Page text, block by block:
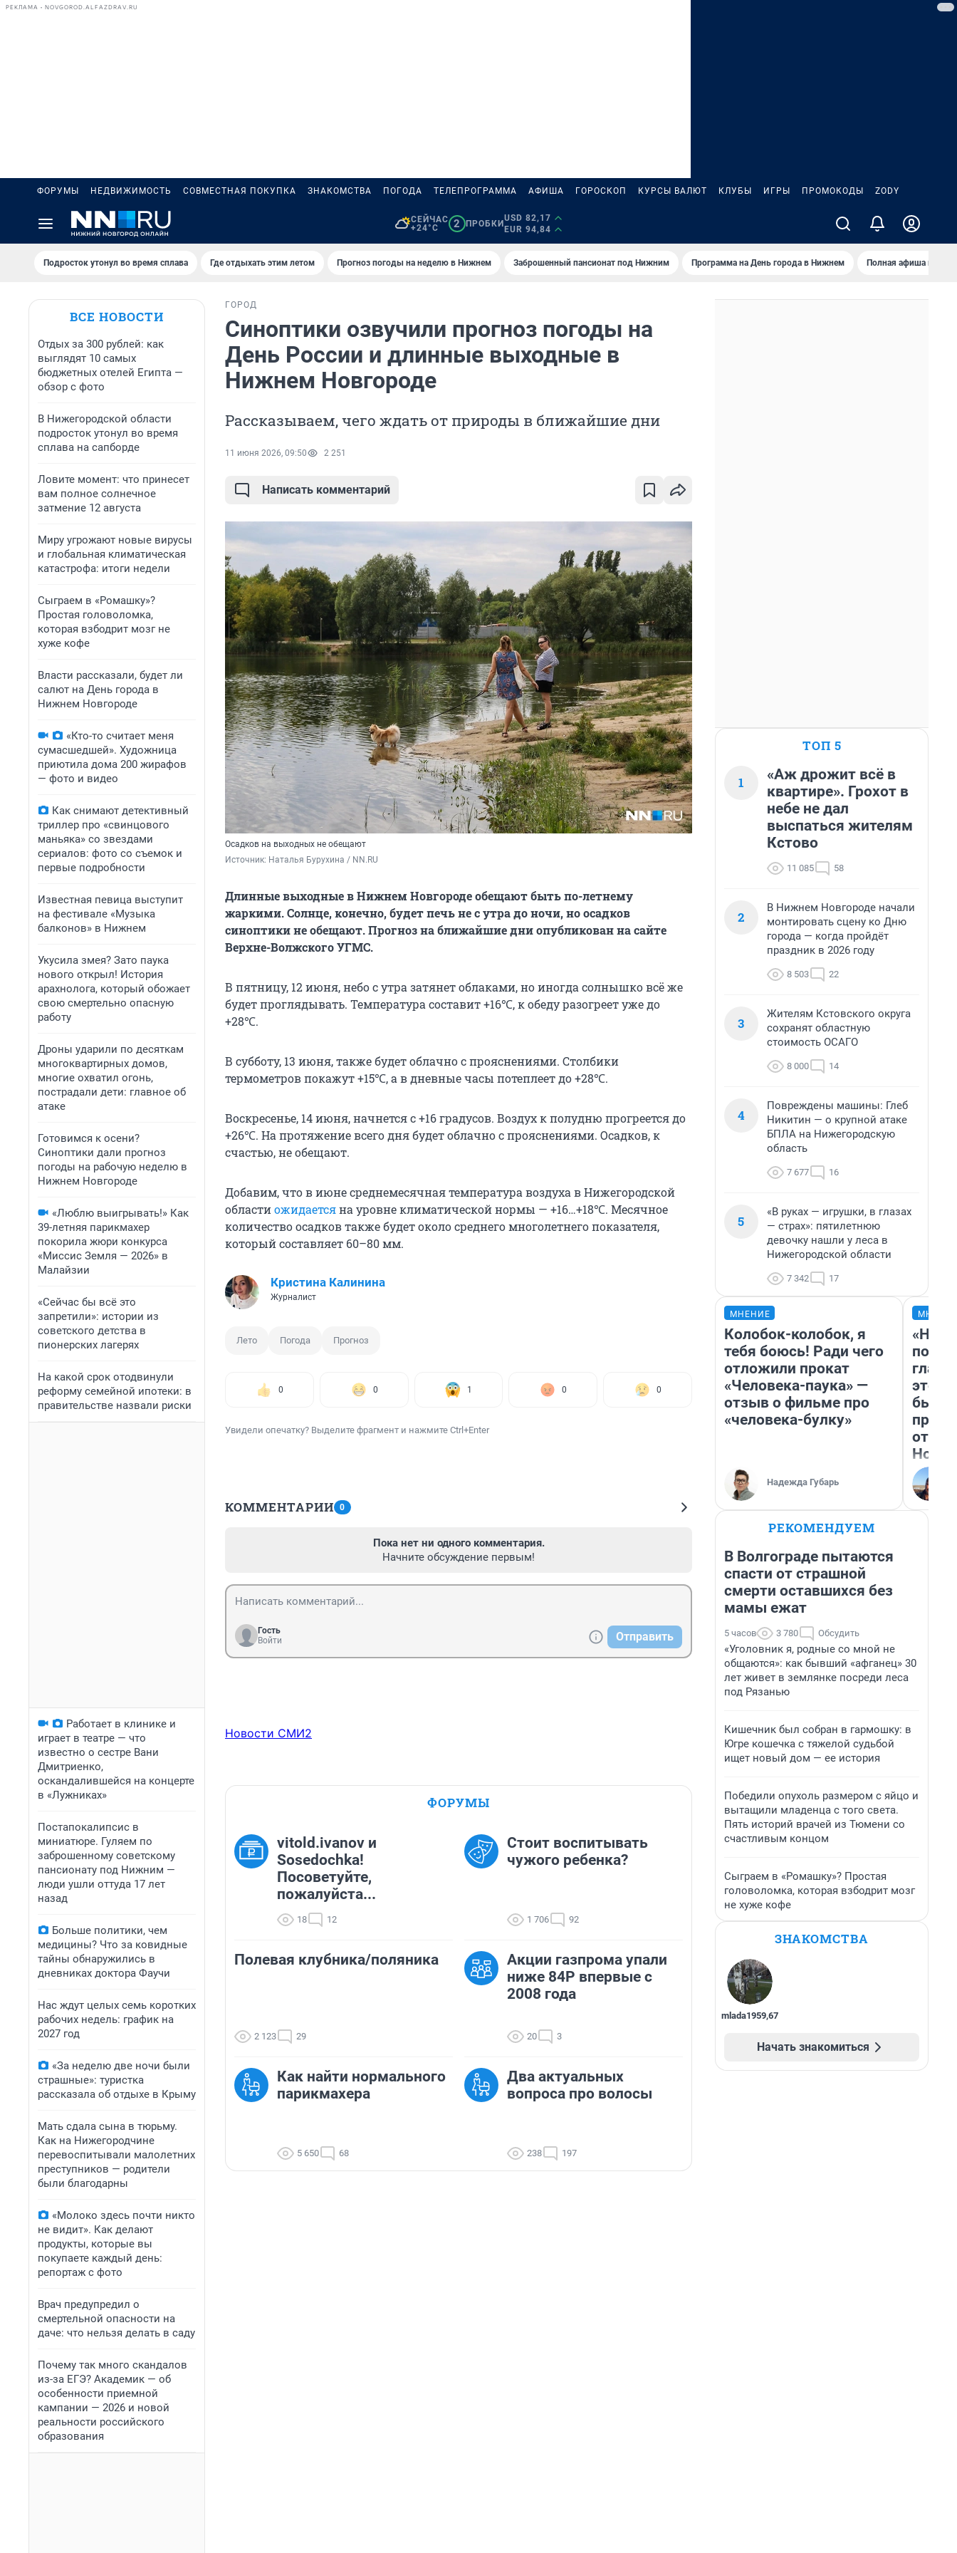
РЕКЛАМА • NOVGOROD.ALFAZDRAV.RU
ФОРУМЫ НЕДВИЖИМОСТЬ СОВМЕСТНАЯ ПОКУПКА ЗНАКОМСТВА ПОГОДА ТЕЛЕПРОГРАММА АФИША ГОРОСКОП КУРСЫ ВАЛЮТ КЛУБЫ ИГРЫ ПРОМОКОДЫ ZODY
СЕЙЧАС
+24°C
2 ПРОБКИ
USD 82,17
EUR 94,84
Подросток утонул во время сплава Где отдыхать этим летом Прогноз погоды на неделю в Нижнем Заброшенный пансионат под Нижним Программа на День города в Нижнем Полная афиша на
ВСЕ НОВОСТИ
Отдых за 300 рублей: как
выглядят 10 самых
бюджетных отелей Египта —
обзор с фото
В Нижегородской области
подросток утонул во время
сплава на сапборде
Ловите момент: что принесет
вам полное солнечное
затмение 12 августа
Миру угрожают новые вирусы
и глобальная климатическая
катастрофа: итоги недели
Сыграем в «Ромашку»?
Простая головоломка,
которая взбодрит мозг не
хуже кофе
Власти рассказали, будет ли
салют на День города в
Нижнем Новгороде
«Кто-то считает меня
сумасшедшей». Художница
приютила дома 200 жирафов
— фото и видео
Как снимают детективный
триллер про «свинцового
маньяка» со звездами
сериалов: фото со съемок и
первые подробности
Известная певица выступит
на фестивале «Музыка
балконов» в Нижнем
Укусила змея? Зато паука
нового открыл! История
арахнолога, который обожает
свою смертельно опасную
работу
Дроны ударили по десяткам
многоквартирных домов,
многие охватил огонь,
пострадали дети: главное об
атаке
Готовимся к осени?
Синоптики дали прогноз
погоды на рабочую неделю в
Нижнем Новгороде
«Люблю выигрывать!» Как
39-летняя парикмахер
покорила жюри конкурса
«Миссис Земля — 2026» в
Малайзии
«Сейчас бы всё это
запретили»: истории из
советского детства в
пионерских лагерях
На какой срок отодвинули
реформу семейной ипотеки: в
правительстве назвали риски
Работает в клинике и
играет в театре — что
известно о сестре Вани
Дмитриенко,
оскандалившейся на концерте
в «Лужниках»
Постапокалипсис в
миниатюре. Гуляем по
заброшенному советскому
пансионату под Нижним —
люди ушли оттуда 17 лет
назад
Больше политики, чем
медицины? Что за ковидные
тайны обнаружились в
дневниках доктора Фаучи
Нас ждут целых семь коротких
рабочих недель: график на
2027 год
«За неделю две ночи были
страшные»: туристка
рассказала об отдыхе в Крыму
Мать сдала сына в тюрьму.
Как на Нижегородчине
перевоспитывали малолетних
преступников — родители
были благодарны
«Молоко здесь почти никто
не видит». Как делают
продукты, которые вы
покупаете каждый день:
репортаж с фото
Врач предупредил о
смертельной опасности на
даче: что нельзя делать в саду
Почему так много скандалов
из-за ЕГЭ? Академик — об
особенности приемной
кампании — 2026 и новой
реальности российского
образования
ГОРОД
Синоптики озвучили прогноз погоды на
День России и длинные выходные в
Нижнем Новгороде
Рассказываем, чего ждать от природы в ближайшие дни
11 июня 2026, 09:50 2 251
Написать комментарий
Осадков на выходных не обещают
Источник: Наталья Бурухина / NN.RU
Длинные выходные в Нижнем Новгороде обещают быть по-летнему
жаркими. Солнце, конечно, будет печь не с утра до ночи, но осадков
синоптики не обещают. Прогноз на ближайшие дни опубликован на сайте
Верхне-Волжского УГМС.
В пятницу, 12 июня, небо с утра затянет облаками, но иногда солнышко всё же
будет проглядывать. Температура составит +16℃, к обеду разогреет уже до
+28℃.
В субботу, 13 июня, также будет облачно с прояснениями. Столбики
термометров покажут +15℃, а в дневные часы потеплеет до +28℃.
Воскресенье, 14 июня, начнется с +16 градусов. Воздух к полудню прогреется до
+26℃. На протяжение всего дня будет облачно с прояснениями. Осадков, к
счастью, не обещают.
Добавим, что в июне среднемесячная температура воздуха в Нижегородской
областиожидаетсяна уровне климатической нормы — +16…+18℃. Месячное
количество осадков также будет около среднего многолетнего показателя,
который составляет 60–80 мм.
Кристина Калинина
Журналист
Лето Погода Прогноз
0 0 1 0 0
Увидели опечатку? Выделите фрагмент и нажмите Ctrl+Enter
КОММЕНТАРИИ 0
Пока нет ни одного комментария.
Начните обсуждение первым!
Гость
Войти
Отправить
Новости СМИ2
ФОРУМЫ
vitold.ivanov и
Sosedochka!
Посоветуйте,
пожалуйста...
18 12
Стоит воспитывать
чужого ребенка?
1 706 92
Полевая клубника/поляника
2 123 29
Акции газпрома упали
ниже 84Р впервые с
2008 года
20 3
Как найти нормального
парикмахера
5 650 68
Два актуальных
вопроса про волосы
238 197
ТОП 5
1
«Аж дрожит всё в
квартире». Грохот в
небе не дал
выспаться жителям
Кстово
11 085 58
2
В Нижнем Новгороде начали
монтировать сцену ко Дню
города — когда пройдёт
праздник в 2026 году
8 503 22
3
Жителям Кстовского округа
сохранят областную
стоимость ОСАГО
8 000 14
4
Повреждены машины: Глеб
Никитин — о крупной атаке
БПЛА на Нижегородскую
область
7 677 16
5
«В руках — игрушки, в глазах
— страх»: пятилетнюю
девочку нашли у леса в
Нижегородской области
7 342 17
МНЕНИЕ
Колобок-колобок, я
тебя боюсь! Ради чего
отложили прокат
«Человека-паука» —
отзыв о фильме про
«человека-булку»
Надежда Губарь
этого
бьет
РЕКОМЕНДУЕМ
В Волгограде пытаются
спасти от страшной
смерти оставшихся без
мамы ежат
5 часов 3 780 Обсудить
«Уголовник я, родные со мной не
общаются»: как бывший «афганец» 30
лет живет в землянке посреди леса
под Рязанью
Кишечник был собран в гармошку: в
Югре кошечка с тяжелой судьбой
ищет новый дом — ее история
Победили опухоль размером с яйцо и
вытащили младенца с того света.
Пять историй врачей из Тюмени со
счастливым концом
Сыграем в «Ромашку»? Простая
головоломка, которая взбодрит мозг
не хуже кофе
ЗНАКОМСТВА
mlada1959,67
Начать знакомиться